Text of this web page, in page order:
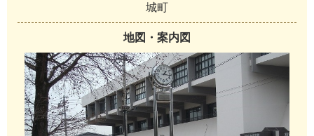
城町
地図・案内図